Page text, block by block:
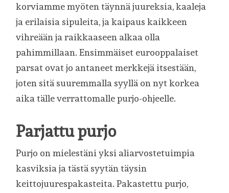
korviamme myöten täynnä juureksia, kaaleja
ja erilaisia sipuleita, ja kaipaus kaikkeen
vihreään ja raikkaaseen alkaa olla
pahimmillaan. Ensimmäiset eurooppalaiset
parsat ovat jo antaneet merkkejä itsestään,
joten sitä suuremmalla syyllä on nyt korkea
aika tälle verrattomalle purjo-ohjeelle.
Parjattu purjo
Purjo on mielestäni yksi aliarvostetuimpia
kasviksia ja tästä syytän täysin
keittojuurespakasteita. Pakastettu purjo,